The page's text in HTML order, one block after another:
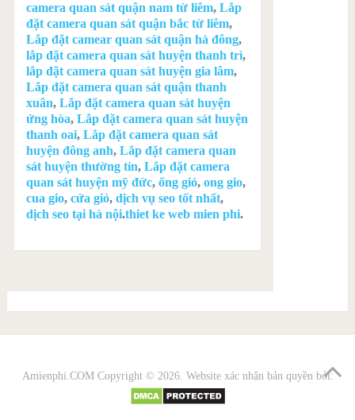
camera quan sát quận nam từ liêm, Lắp
đặt camera quan sát quận bắc từ liêm,
Lắp đặt camear quan sát quận hà đông,
lắp đặt camera quan sát huyện thanh trì,
lắp đặt camera quan sát huyện gia lâm,
Lắp đặt camera quan sát quận thanh
xuân, Lắp đặt camera quan sát huyện
ứng hòa, Lắp đặt camera quan sát huyện
thanh oai, Lắp đặt camera quan sát
huyện đông anh, Lắp đặt camera quan
sát huyện thường tín, Lắp đặt camera
quan sát huyện mỹ đức, ống gió, ong gio,
cua gio, cửa gió, dịch vụ seo tốt nhất,
dịch seo tại hà nội.thiet ke web mien phi.
Amienphi.COMCopyright © 2026. Website xác nhận bản quyền bởi: